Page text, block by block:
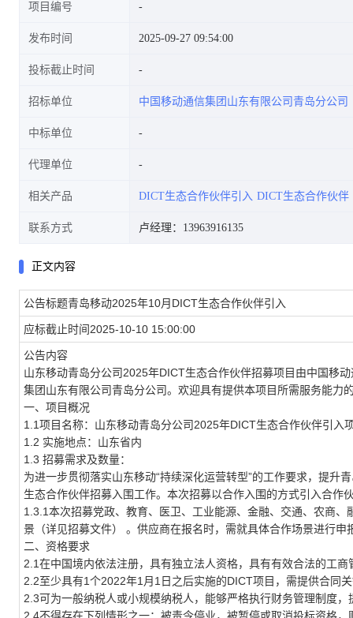
项目编号
发布时间 2025-09-27 09:54:00
投标截止时间
招标单位 中国移动通信集团山东有限公司青岛分公司
中标单位
代理单位
相关产品 DICT生态合作伙伴引入 DICT生态合作伙伴
联系方式 卢经理：13963916135
正文内容
公告标题青岛移动2025年10月DICT生态合作伙伴引入
应标截止时间2025-10-10 15:00:00
公告内容
山东移动青岛分公司2025年DICT生态合作伙伴招募项目由中国移
集团山东有限公司青岛分公司。欢迎具有提供本项目所需服务能力
一、项目概况
1.1项目名称：山东移动青岛分公司2025年DICT生态合作伙伴引入
1.2 实施地点：山东省内
1.3 招募需求及数量：
为进一步贯彻落实山东移动“持续深化运营转型”的工作要求，提
生态合作伙伴招募入围工作。本次招募以合作入围的方式引入合作
1.3.1本次招募党政、教育、医卫、工业能源、金融、交通、农商
景（详见招募文件） 。供应商在报名时，需就具体合作场景进行申
二、资格要求
2.1在中国境内依法注册，具有独立法人资格，具有有效合法的工
2.2至少具有1个2022年1月1日之后实施的DICT项目，需提供合同
2.3可为一般纳税人或小规模纳税人，能够严格执行财务管理制度，